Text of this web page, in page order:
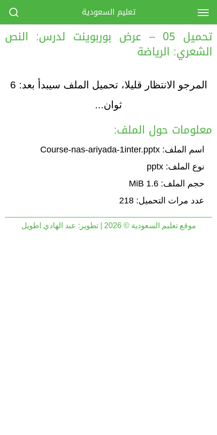
تحميل 05 – عرض بوربوينت لدرس: النص
الشعري: الرياضة
المرجو الانتظار قليلا، تحميل الملف سيبدأ بعد: 6
ثوان...
معلومات حول الملف:
اسم الملف: Course-nas-ariyada-1inter.pptx
نوع الملف: pptx
حجم الملف: 1.6 MiB
عدد مرات التحميل: 218
موقع تعليم السعودية © 2026 | تطوير: عبد الهادي اطويل
تعليم السعودية